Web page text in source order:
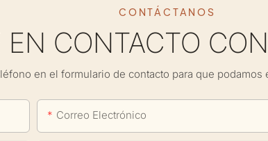
CONTÁCTANOS
EN CONTACTO
en el formulario de contacto para que
Correo Electrónico